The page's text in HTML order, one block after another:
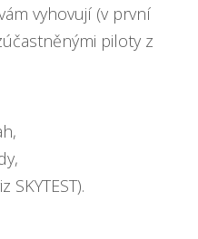
vyhovují (v první
piloty z
SKYTEST).